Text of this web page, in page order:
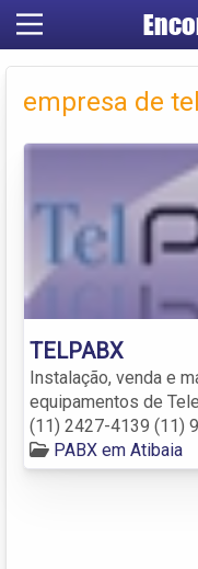
empresa de
TELPABX
Instalação, venda e
equipamentos de
(11) 2427-4139 (11)
PABX em Atibaia